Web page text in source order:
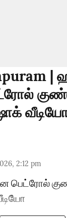
|
2:12 pm
பெட்ரோல்